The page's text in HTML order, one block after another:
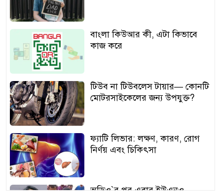
বাংলা কিউআর কী, এটা কিভাবে
কাজ করে
টিউব না টিউবলেস টায়ার— কোনটি
মোটরসাইকেলের জন্য উপযুক্ত?
ফ্যাটি লিভার: লক্ষণ, কারণ, রোগ
নির্ণয় এবং চিকিৎসা
অডিও‍‍`র পর এবার ইউএনও